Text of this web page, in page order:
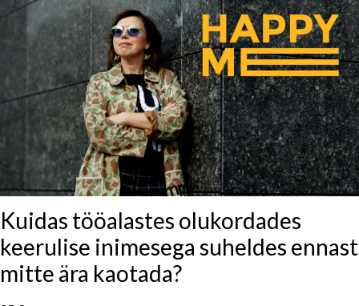
Kuidas tööalastes olukordades
keerulise inimesega suheldes ennast
mitte ära kaotada?